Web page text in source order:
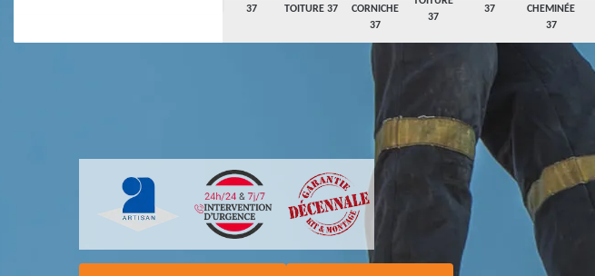
37
TOITURE 37
CORNICHE
37
37
37
CHEMINÉE
37